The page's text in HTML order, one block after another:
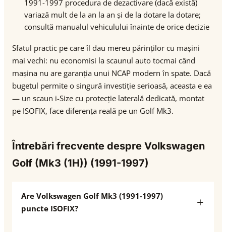
1991-1997 procedura de dezactivare (dacă există)
variază mult de la an la an și de la dotare la dotare;
consultă manualul vehiculului înainte de orice decizie
Sfatul practic pe care îl dau mereu părinților cu mașini
mai vechi: nu economisi la scaunul auto tocmai când
mașina nu are garanția unui NCAP modern în spate. Dacă
bugetul permite o singură investiție serioasă, aceasta e ea
— un scaun i-Size cu protecție laterală dedicată, montat
pe ISOFIX, face diferența reală pe un Golf Mk3.
Întrebări frecvente despre Volkswagen
Golf (Mk3 (1H)) (1991-1997)
Are Volkswagen Golf Mk3 (1991-1997)
puncte ISOFIX?